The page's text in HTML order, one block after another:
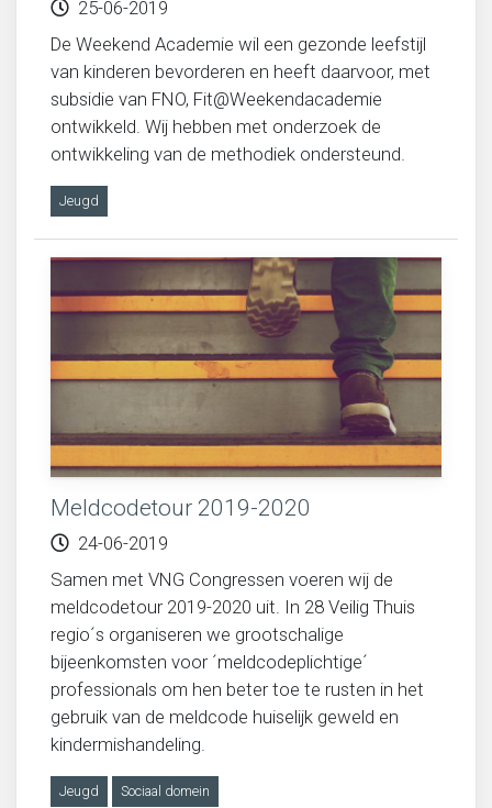
25-06-2019
De Weekend Academie wil een gezonde leefstijl
van kinderen bevorderen en heeft daarvoor, met
subsidie van FNO, Fit@Weekendacademie
ontwikkeld. Wij hebben met onderzoek de
ontwikkeling van de methodiek ondersteund.
Jeugd
Meldcodetour 2019-2020
24-06-2019
Samen met VNG Congressen voeren wij de
meldcodetour 2019-2020 uit. In 28 Veilig Thuis
regio´s organiseren we grootschalige
bijeenkomsten voor ´meldcodeplichtige´
professionals om hen beter toe te rusten in het
gebruik van de meldcode huiselijk geweld en
kindermishandeling.
Jeugd Sociaal domein